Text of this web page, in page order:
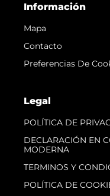
Información
Mapa
Contacto
Preferencias De
Legal
POLÍTICA DE
DECLARACIÓN EN
MODERNA
TERMINOS Y
POLÍTICA DE